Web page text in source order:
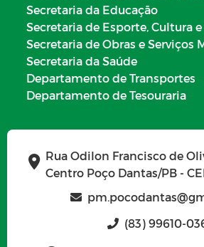
Secretaria da Educação
Secretaria de Esporte, Cultura
Secretaria de Obras e Serviços
Secretaria da Saúde
Departamento de Transportes
Departamento de Tesouraria
Rua Odilon Francisco de
Centro Poço Dantas/PB -
(83) 99610-